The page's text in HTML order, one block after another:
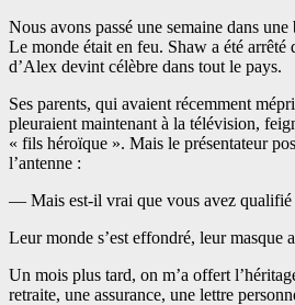
Nous avons passé une semaine dans
Le monde était en feu. Shaw a été arrêté
d’Alex devint célèbre dans tout le pays.
Ses parents, qui avaient récemment
pleuraient maintenant à la télévision,
« fils héroïque ». Mais le présentateur
l’antenne :
— Mais est-il vrai que vous avez qualifié
Leur monde s’est effondré, leur masque
Un mois plus tard, on m’a offert
retraite, une assurance, une lettre